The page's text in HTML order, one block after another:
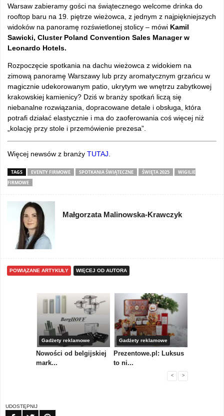
Warsaw zabieramy gości na świątecznego welcome drinka do
rooftop baru na 19. piętrze wieżowca, z jednym z najpiękniejszych
widoków na panoramę rozświetlonej stolicy – mówi Kamil
Sawicki, Cluster Poland Convention Sales Manager w
Leonardo Hotels.
Rozpoczęcie spotkania na dachu wieżowca z widokiem na
zimową panoramę Warszawy lub przy aromatycznym grzańcu w
magicznie udekorowanym patio, ukrytym we wnętrzu zabytkowej
krakowskiej kamienicy? Dziś w branży spotkań liczą się
niebanalne rozwiązania, dopracowane detale i obsługa, która
potrafi działać elastycznie i ma do zaoferowania coś więcej niż
„kolację przy stole i przemówienie prezesa”.
Więcej newsów z branży TUTAJ
TAGS EVENTY FIRMOWE SPOTKANIA ŚWIĄTECZNE ŚWIĘTA 2025
WIGILIE
FIRMOWE
Małgorzata Malinowska-Krawczyk
POWIĄZANE ARTYKUŁY WIĘCEJ OD AUTORA
Gadżety reklamowe
Nowości od belgijskiej
mark...
Gadżety reklamowe
Prezentowe.pl: Luksus
to ni...
< >
UDOSTĘPNIJ